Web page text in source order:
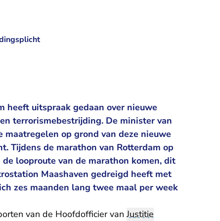
heeft uitspraak gedaan over nieuwe
terrorismebestrijding. De minister van
op grond van deze nieuwe
Tijdens de marathon van Rotterdam op
looproute van de marathon komen, dit
Maashaven gedreigd heeft met
zes maanden lang twee maal per week
van de Hoofdofficier vanJustitie